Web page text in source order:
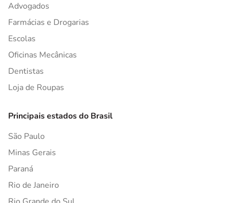
Advogados
Farmácias e Drogarias
Escolas
Oficinas Mecânicas
Dentistas
Loja de Roupas
Principais estados do Brasil
São Paulo
Minas Gerais
Paraná
Rio de Janeiro